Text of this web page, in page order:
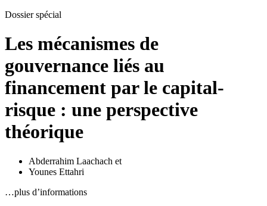
Dossier spécial
Les mécanismes de
gouvernance liés au
financement par le capital-
risque : une perspective
théorique
Abderrahim Laachach et
Younes Ettahri
…plus d’informations